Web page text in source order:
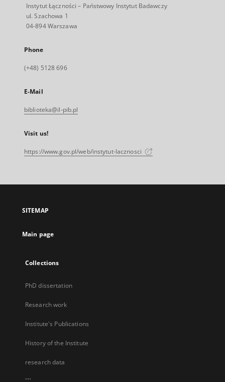
Instytut Łączności – Państwowy Instytut Badawczy
ul. Szachowa 1
04-894 Warszawa
Phone
(+48) 5128 696
E-Mail
biblioteka@il-pib.pl
Visit us!
https://www.gov.pl/web/instytut-lacznosci
SITEMAP
Main page
Collections
PhD dissertation
Research work
Institute's Publications
History of the Institute
research data
...